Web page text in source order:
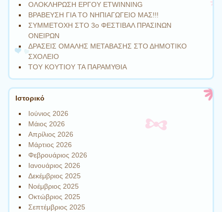
ΟΛΟΚΛΗΡΩΣΗ ΕΡΓΟΥ ETWINNING
ΒΡΑΒΕΥΣΗ ΓΙΑ ΤΟ ΝΗΠΙΑΓΩΓΕΙΟ ΜΑΣ!!!
ΣΥΜΜΕΤΟΧΗ ΣΤΟ 3ο ΦΕΣΤΙΒΑΛ ΠΡΑΣΙΝΩΝ
ΟΝΕΙΡΩΝ
ΔΡΑΣΕΙΣ ΟΜΑΛΗΣ ΜΕΤΑΒΑΣΗΣ ΣΤΟ ΔΗΜΟΤΙΚΟ
ΣΧΟΛΕΙΟ
ΤΟΥ ΚΟΥΤΙΟΥ ΤΑ ΠΑΡΑΜΥΘΙΑ
Ιστορικό
Ιούνιος 2026
Μάιος 2026
Απρίλιος 2026
Μάρτιος 2026
Φεβρουάριος 2026
Ιανουάριος 2026
Δεκέμβριος 2025
Νοέμβριος 2025
Οκτώβριος 2025
Σεπτέμβριος 2025